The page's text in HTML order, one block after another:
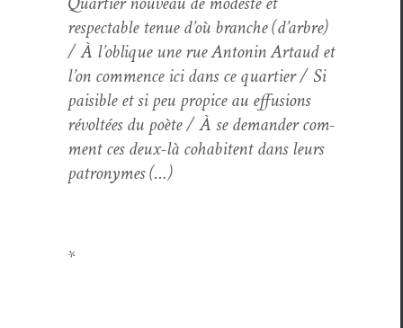
respectable tenue d’où branche (d’arbre)
/ À l’oblique une rue Antonin Artaud et
l’on com­mence ici dans ce quarti­er / Si
pais­i­ble et si peu prop­ice au effu­sions
révoltées du poète / À se deman­der com­
ment ces deux-là cohab­itent dans leurs
patronymes (…)
*